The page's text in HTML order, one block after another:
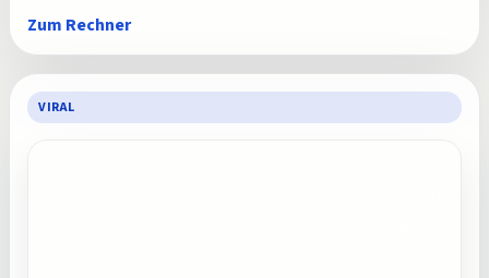
Zum Rechner
VIRAL